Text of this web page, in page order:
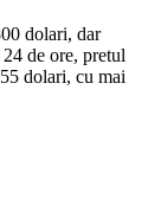
dolari, dar
de ore, pretul
dolari, cu mai